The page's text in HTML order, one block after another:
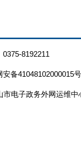
8192211
安备41048102000015号
电子政务外网运维中